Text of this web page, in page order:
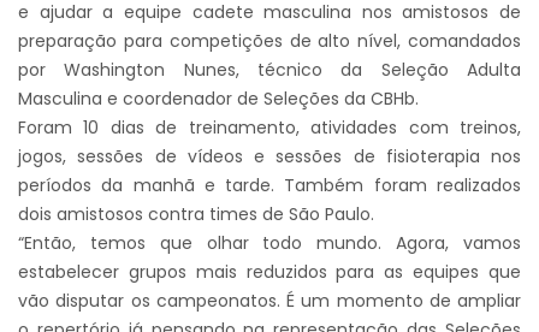
e ajudar a equipe cadete masculina nos amistosos de
preparação para competições de alto nível, comandados
por Washington Nunes, técnico da Seleção Adulta
Masculina e coordenador de Seleções da CBHb.
Foram 10 dias de treinamento, atividades com treinos,
jogos, sessões de vídeos e sessões de fisioterapia nos
períodos da manhã e tarde. Também foram realizados
dois amistosos contra times de São Paulo.
“Então, temos que olhar todo mundo. Agora, vamos
estabelecer grupos mais reduzidos para as equipes que
vão disputar os campeonatos. É um momento de ampliar